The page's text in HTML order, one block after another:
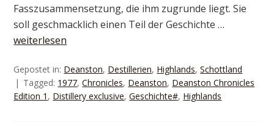
Fasszusammensetzung, die ihm zugrunde liegt. Sie
soll geschmacklich einen Teil der Geschichte …
weiterlesen
Gepostet in: Deanston, Destillerien, Highlands,Schottland
Tagged: 1977,Chronicles, Deanston, Deanston Chronicles
Edition 1 , Distillery exclusive,Geschichte#, Highlands